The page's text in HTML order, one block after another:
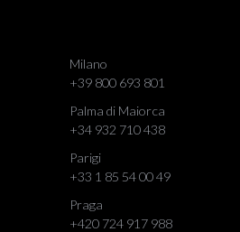
Milano
+39 800 693 801
Palma di Maiorca
+34 932 710 438
Parigi
+33 1 85 54 00 49
Praga
+420 724 917 988